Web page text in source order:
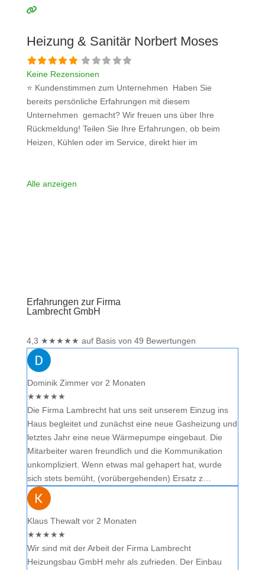
bitte mit konkreten Details an und bleiben
Heizung & Sanitär Norbert Moses
Keine Rezensionen
⭐ Kundenstimmen zum Unternehmen Haben Sie
bereits persönliche Erfahrungen mit diesem
Unternehmen gemacht? Wir freuen uns über Ihre
Rückmeldung! Teilen Sie Ihre Erfahrungen, ob beim
Heizen, Kühlen oder im Service, direkt hier im
Sie eine kritische Meinung äußern, so geben Sie diese
Alle anzeigen
Erfahrungen zur Firma
Lambrecht GmbH
4,3 ★★★★★ auf Basis von 49 Bewertungen
Dominik Zimmer vor 2 Monaten
★★★★★
Die Firma Lambrecht hat uns seit unserem Einzug ins
Haus begleitet und zunächst eine neue Gasheizung und
letztes Jahr eine neue Wärmepumpe eingebaut. Die
Mitarbeiter waren freundlich und die Kommunikation
unkompliziert. Wenn etwas mal gehapert hat, wurde
sich stets bemüht, (vorübergehenden) Ersatz z…
Klaus Thewalt vor 2 Monaten
★★★★★
Wir sind mit der Arbeit der Firma Lambrecht
Heizungsbau GmbH mehr als zufrieden. Der Einbau